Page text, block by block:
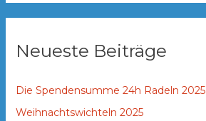
Neueste Beiträge
Die Spendensumme 24h Radeln 2025
Weihnachtswichteln 2025